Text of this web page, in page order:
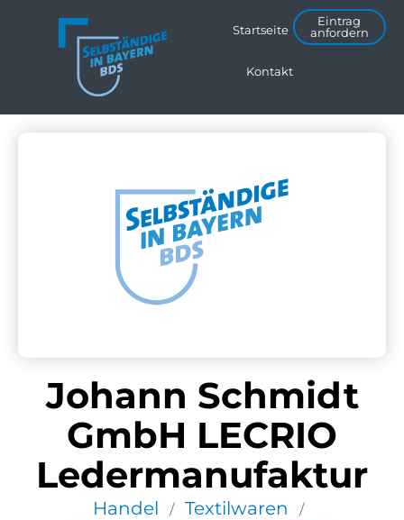
Startseite
Kontakt
Eintrag
anfordern
Johann Schmidt
GmbH LECRIO
Ledermanufaktur
Handel / Textilwaren /